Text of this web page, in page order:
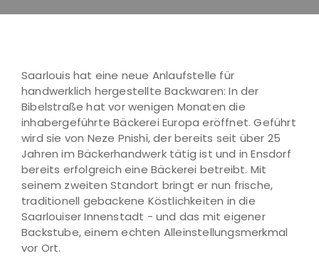
Saarlouis hat eine neue Anlaufstelle für
handwerklich hergestellte Backwaren: In der
Bibelstraße hat vor wenigen Monaten die
inhabergeführte Bäckerei Europa eröffnet. Geführt
wird sie von Neze Pnishi, der bereits seit über 25
Jahren im Bäckerhandwerk tätig ist und in Ensdorf
bereits erfolgreich eine Bäckerei betreibt. Mit
seinem zweiten Standort bringt er nun frische,
traditionell gebackene Köstlichkeiten in die
Saarlouiser Innenstadt - und das mit eigener
Backstube, einem echten Alleinstellungsmerkmal
vor Ort.